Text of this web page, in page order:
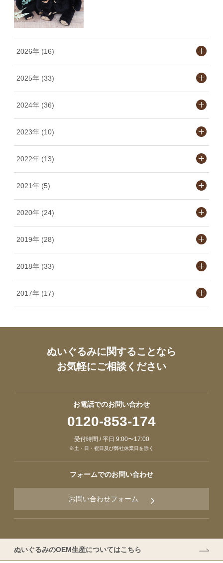
2026年 (16)
2025年 (33)
2024年 (36)
2023年 (10)
2022年 (13)
2021年 (5)
2020年 (24)
2019年 (28)
2018年 (33)
2017年 (17)
ぬいぐるみに関することなら
お気軽にご相談ください
お電話でのお問い合わせ
0120-853-174
受付時間 / 平日 9:00〜17:00
※土・日・祝日及び弊社休業日を除く
フォームでのお問い合わせ
お問い合わせフォーム
ぬいぐるみのOEM生産についてはこちら